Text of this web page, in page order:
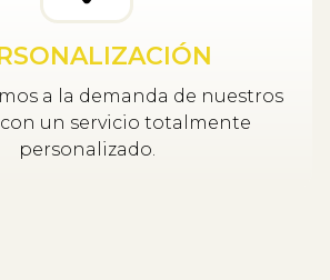
a la demanda de nuestros
un servicio totalmente
personalizado.